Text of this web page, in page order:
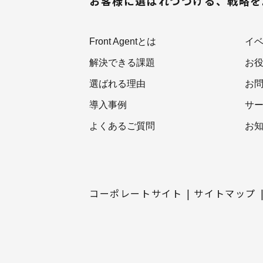
Front Agentとは
解決できる課題
選ばれる理由
導入事例
よくあるご質問
イ
お
お
サ
お
コーポレートサイト サイトマップ